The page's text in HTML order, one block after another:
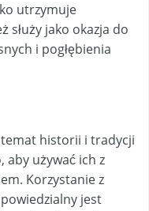
utrzymuje
służy jako okazja do
i pogłębienia
historii i tradycji
aby używać ich z
Korzystanie z
jest